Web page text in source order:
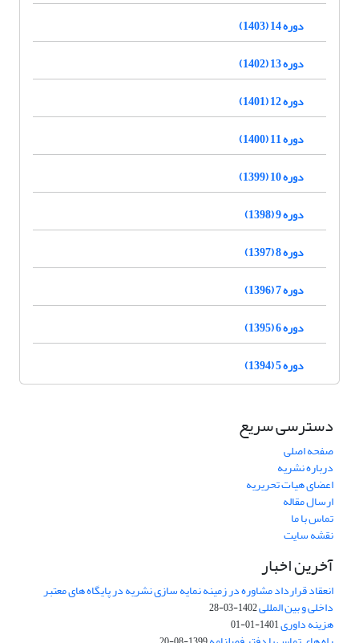
دوره 14 (1403)
دوره 13 (1402)
دوره 12 (1401)
دوره 11 (1400)
دوره 10 (1399)
دوره 9 (1398)
دوره 8 (1397)
دوره 7 (1396)
دوره 6 (1395)
دوره 5 (1394)
دسترسی سریع
صفحه اصلی
درباره نشریه
اعضای هیات تحریریه
ارسال مقاله
تماس با ما
نقشه سایت
آخرین اخبار
انعقاد قرارداد مشاوره در زمینه نمایه سازی نشریه در پایگاه های معتبر
داخلی و بین المللی1402-03-28
هزینه داوری1401-01-01